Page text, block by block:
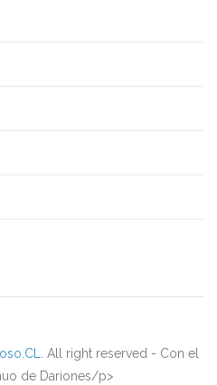
. All right reserved - Con el
de Dariones/p>